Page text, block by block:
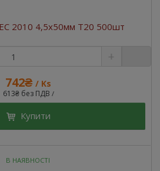
2010 4,5x50мм T20 500шт
742₴ / Ks
613₴ без ПДВ /
Купити
В НАЯВНОСТІ